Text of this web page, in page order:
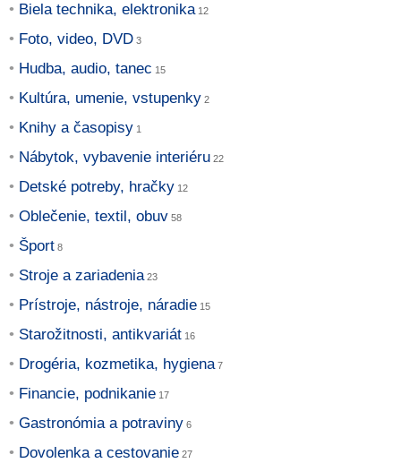
Biela technika, elektronika
Foto, video, DVD
Hudba, audio, tanec
Kultúra, umenie, vstupenky
Knihy a časopisy
Nábytok, vybavenie interiéru
Detské potreby, hračky
Oblečenie, textil, obuv
Šport
Stroje a zariadenia
Prístroje, nástroje, náradie
Starožitnosti, antikvariát
Drogéria, kozmetika, hygiena
Financie, podnikanie
Gastronómia a potraviny
Dovolenka a cestovanie